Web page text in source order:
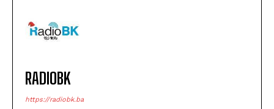
RADIOBK
https://radiobk.ba